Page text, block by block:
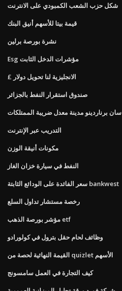
شكل حزب الشعب الكمبودي على الانترنت
قيمة بيتا للأسهم أنيق البنك
نشرة بورصة برلين
Esg مؤشرات الدخل الثابت
£ الانجليزية لنا تحويل دولار
صندوق استقرار النفط بالجزائر
سان برناردينو مدينة معدل ضريبة الممتلكات
التدريب عبر الإنترنت
مكونات أنيقة الوزن
النفط في سيارة خزان الغاز
سعر الفائدة على الودائع الثابتة bankwest
رخصة مستشار تداول السلع
مؤشر بورصة الذهب etf
وظائف لحام حقل بترول في كولورادو
القيمة النهائية لحصة من quizlet الأسهم
كيف التجارة في العمل سامسونج